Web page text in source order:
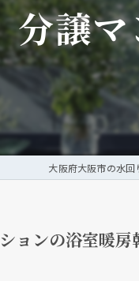
譲マ
大阪府大阪市の水
ョンの浴室暖房